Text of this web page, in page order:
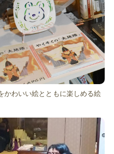
かわいい絵とともに楽しめる絵